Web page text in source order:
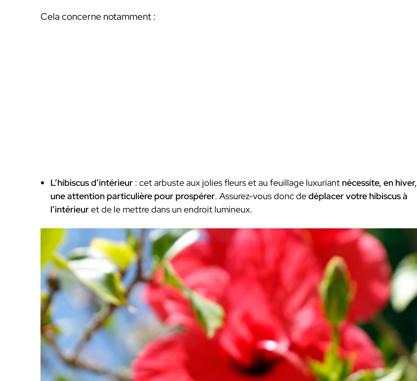
Cela concerne notamment :
L’hibiscus d’intérieur : cet arbuste aux jolies fleurs et au feuillage luxuriant nécessite, en hiver,
une attention particulière pour prospérer. Assurez-vous donc dedéplacer votre hibiscus à
l’intérieuret de le mettre dans un endroit lumineux.